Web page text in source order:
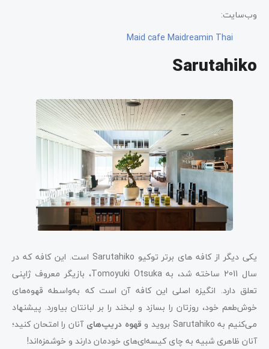
وب‌سایت:
Maid cafe Maidreamin Thai
Sarutahiko
یکی دیگر از کافه های برتر توکیو Sarutahiko است. این کافه که در
سال 2011 ساخته شد، به Tomoyuki Otsuka، بازیگر معروف ژاپنی
تعلق دارد. انگیزه اصلی این کافه آن است که به‌واسطه قهوه‌های
خوش‌طعم خود، روزتان را بسازد و لبخند را بر لبانتان بیاورد. پیشنهاد
می‌کنیم به Sarutahiko بروید و
قهوه‌ دریپ‌های آنان را امتحان کنید؛
آنان ظاهری شبیه به چای کیسه‌ای‌های خودمان دارند و خوشمزه‌اند!